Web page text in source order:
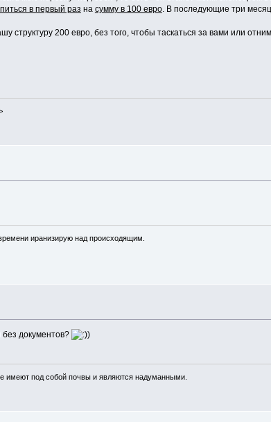
в первый раз на сумму в 100 евро. В последующие три
структуру 200 евро, без того, чтобы таскаться за вами или
иранизирую над происходящим.
документов? )
имеют под собой почвы и являются надуманными.